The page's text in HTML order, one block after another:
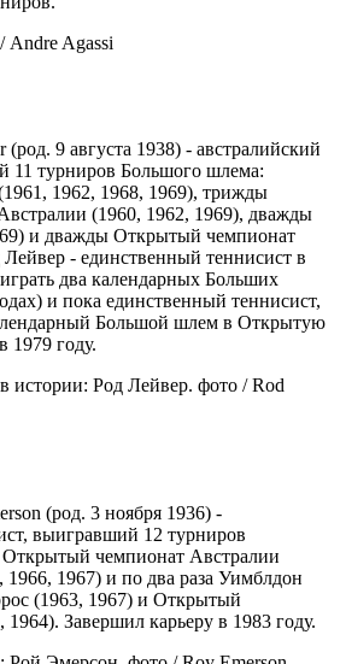
(род. 9 августа 1938) - австралийский
11 турниров Большого шлема:
1962, 1968, 1969), трижды
(1960, 1962, 1969), дважды
и дважды Открытый чемпионат
- единственный теннисист в
два календарных Больших
и пока единственный теннисист,
Большой шлем в Открытую
1979 году.
(род. 3 ноября 1936) -
выигравший 12 турниров
чемпионат Австралии
1966, 1967) и по два раза Уимблдон
(1963, 1967) и Открытый
Завершил карьеру в 1983 году.